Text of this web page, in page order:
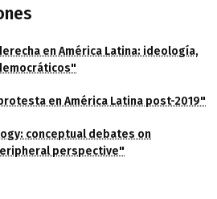
en América Latina: ideología,
en América Latina post-2019"
conceptual debates on
perspective"